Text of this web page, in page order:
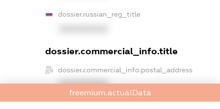
dossier.russian_reg_title
dossier.commercial_info.title
dossier.commercial_info.postal_address
XXXXXXXXXX
dossier.commercial_info.phone
freemium.actualData